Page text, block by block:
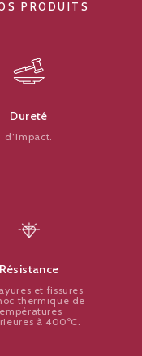
PRODUITS
Dureté
d’impact.
Résistance
et fissures
thermique de
à 400ºC.